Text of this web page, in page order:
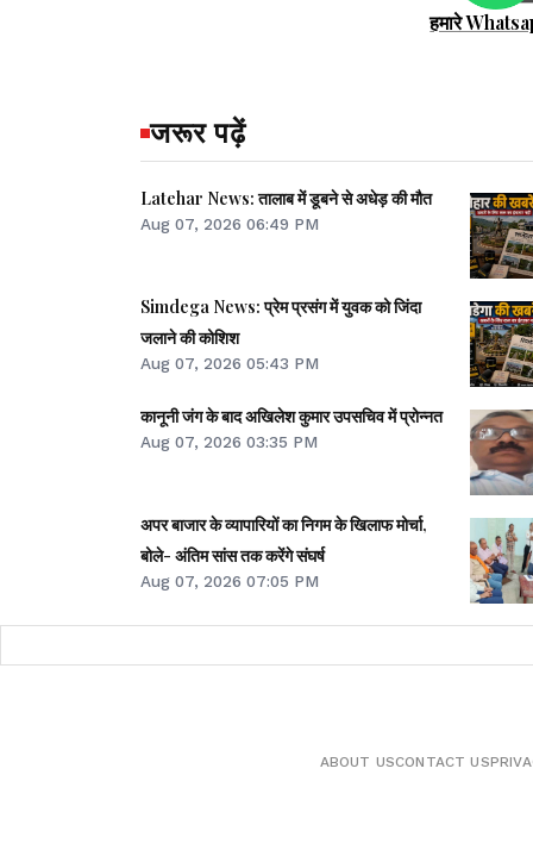
हमारे
जरूर पढ़ें
Latehar News: तालाब में डूबने से अधेड़ की मौत
Aug 07, 2026 06:49 PM
Simdega News: प्रेम प्रसंग में युवक को जिंदा
जलाने की कोशिश
Aug 07, 2026 05:43 PM
कानूनी जंग के बाद अखिलेश कुमार उपसचिव में प्रोन्नत
Aug 07, 2026 03:35 PM
अपर बाजार के व्यापारियों का निगम के खिलाफ मोर्चा,
बोले- अंतिम सांस तक करेंगे संघर्ष
Aug 07, 2026 07:05 PM
ABOUT USCONTACT US